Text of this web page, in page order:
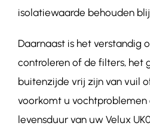
isolatiewaarde behouden
Daarnaast is het verstandig
controleren of de filters, het
buitenzijde vrij zijn van vuil
voorkomt u vochtproblemen
levensduur van uw Velux